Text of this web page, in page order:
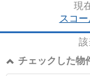
現
スコ
該
チェックした物